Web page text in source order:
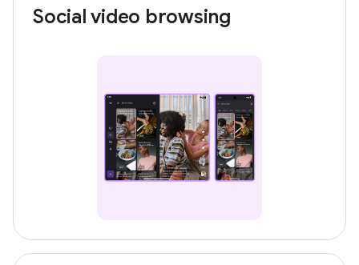
Social video browsing